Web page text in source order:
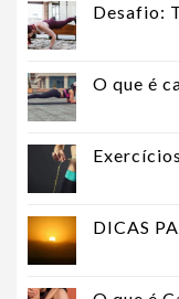
Desafio:
O que é
DICAS